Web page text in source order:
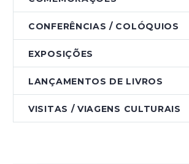
CONFERÊNCIAS / COLÓQUIOS
EXPOSIÇÕES
LANÇAMENTOS DE LIVROS
VISITAS / VIAGENS CULTURAIS